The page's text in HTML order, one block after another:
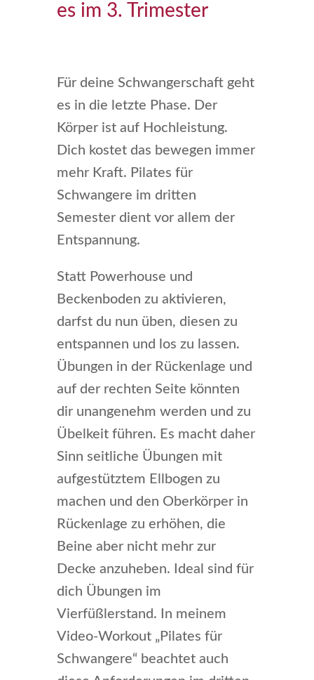
es im 3. Trimester
Für deine Schwangerschaft geht
es in die letzte Phase. Der
Körper ist auf Hochleistung.
Dich kostet das bewegen immer
mehr Kraft. Pilates für
Schwangere im dritten
Semester dient vor allem der
Entspannung.
Statt Powerhouse und
Beckenboden zu aktivieren,
darfst du nun üben, diesen zu
entspannen und los zu lassen.
Übungen in der Rückenlage und
auf der rechten Seite könnten
dir unangenehm werden und zu
Übelkeit führen. Es macht daher
Sinn seitliche Übungen mit
aufgestütztem Ellbogen zu
machen und den Oberkörper in
Rückenlage zu erhöhen, die
Beine aber nicht mehr zur
Decke anzuheben. Ideal sind für
dich Übungen im
Vierfüßlerstand. In meinem
Video-Workout „Pilates für
Schwangere“ beachtet auch